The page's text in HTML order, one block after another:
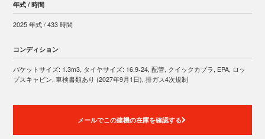
年式 / 時間
2025 年式 / 433 時間
コンディション
バケットサイズ: 1.3m3, タイヤサイズ: 16.9-24, 配管, クイックカプラ, EPA, ロッ
プスキャビン, 車検書類あり (2027年9月1日), 排ガス4次規制
メールでこの建機の在庫を確認する